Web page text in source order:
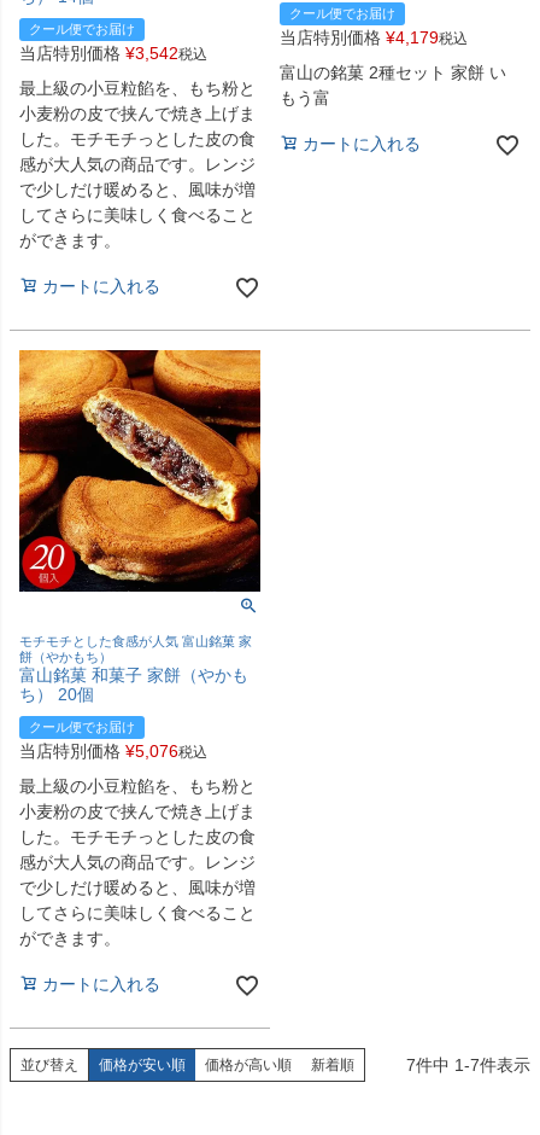
クール便でお届け
当店特別価格 ¥3,542税込
最上級の小豆粒餡を、もち粉と
小麦粉の皮で挟んで焼き上げま
した。モチモチっとした皮の食
感が大人気の商品です。レンジ
で少しだけ暖めると、風味が増
してさらに美味しく食べること
ができます。
カートに入れる
クール便でお届け
当店特別価格 ¥4,179税込
富山の銘菓 2種セット 家餅 い
もう富
カートに入れる
モチモチとした食感が人気 富山銘菓 家
餅（やかもち）
富山銘菓 和菓子 家餅（やかも
ち） 20個
クール便でお届け
当店特別価格 ¥5,076税込
最上級の小豆粒餡を、もち粉と
小麦粉の皮で挟んで焼き上げま
した。モチモチっとした皮の食
感が大人気の商品です。レンジ
で少しだけ暖めると、風味が増
してさらに美味しく食べること
ができます。
カートに入れる
並び替え 価格が安い順 価格が高い順 新着順 7件中 1-7件表示